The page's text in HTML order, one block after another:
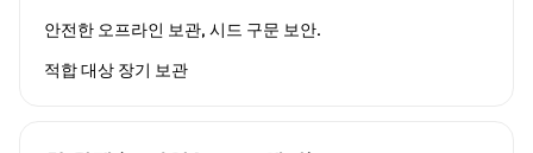
안전한 오프라인 보관, 시드 구문 보안.
적합 대상 장기 보관